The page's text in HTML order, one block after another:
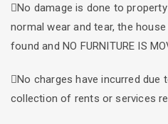
No damage is done to
normal wear and tear, the
found and NO FURNITURE IS
No charges have incurred due
collection of rents or services